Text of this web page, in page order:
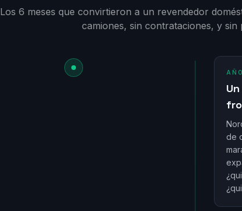
Los 6 meses que convirtieron a un revendedor
camiones, sin contrataciones, y sin
de